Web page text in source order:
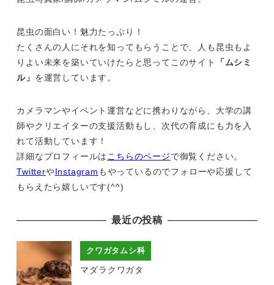
昆虫の面白い！魅力たっぷり！
たくさんの人にそれを知ってもらうことで、人も昆虫もよ
りよい未来を築いていけたらと思ってこのサイト
「ムシミ
ル」 を運営しています。
カメラマンやイベント運営などに携わりながら、大学の講
師やクリエイターの支援活動もし、次代の育成にも力を入
れて活動しています！
詳細なプロフィールは こちらのページで御覧ください。
TwitterやInstagram もやっているのでフォローや応援して
もらえたら嬉しいです(^^)
最近の投稿
クワガタムシ科
マダラクワガタ